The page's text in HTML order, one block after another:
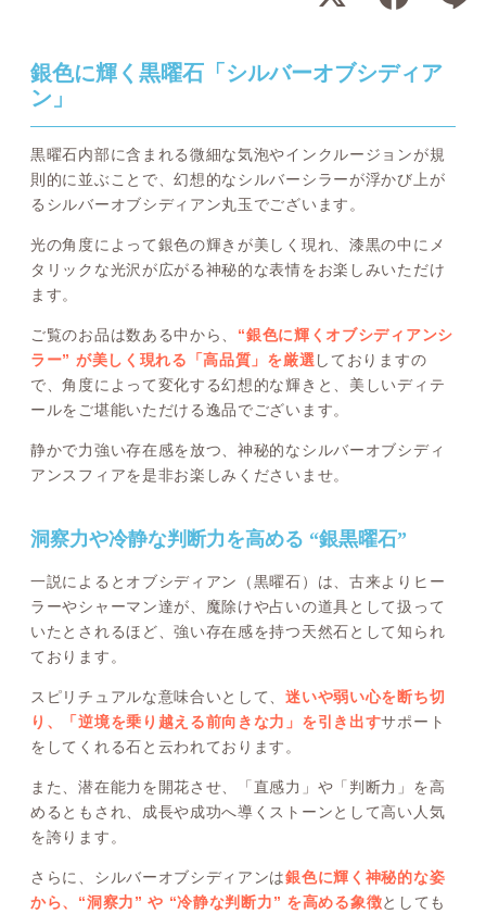
銀色に輝く黒曜石「シルバーオブシディア
ン」
黒曜石内部に含まれる微細な気泡やインクルージョンが規
則的に並ぶことで、幻想的なシルバーシラーが浮かび上が
るシルバーオブシディアン丸玉でございます。
光の角度によって銀色の輝きが美しく現れ、漆黒の中にメ
タリックな光沢が広がる神秘的な表情をお楽しみいただけ
ます。
ご覧のお品は数ある中から、 “銀色に輝くオブシディアンシ
ラー” が美しく現れる「高品質」を厳選 しておりますの
で、角度によって変化する幻想的な輝きと、美しいディテ
ールをご堪能いただける逸品でございます。
静かで力強い存在感を放つ、神秘的なシルバーオブシディ
アンスフィアを是非お楽しみくださいませ。
洞察力や冷静な判断力を高める “銀黒曜石”
一説によるとオブシディアン（黒曜石）は、古来よりヒー
ラーやシャーマン達が、魔除けや占いの道具として扱って
いたとされるほど、強い存在感を持つ天然石として知られ
ております。
スピリチュアルな意味合いとして、迷いや弱い心を断ち切
り、「逆境を乗り越える前向きな力」を引き出すサポート
をしてくれる石と云われております。
また、潜在能力を開花させ、「直感力」や「判断力」を高
めるともされ、成長や成功へ導くストーンとして高い人気
を誇ります。
さらに、シルバーオブシディアンは銀色に輝く神秘的な姿
から、“洞察力” や “冷静な判断力” を高める象徴としても